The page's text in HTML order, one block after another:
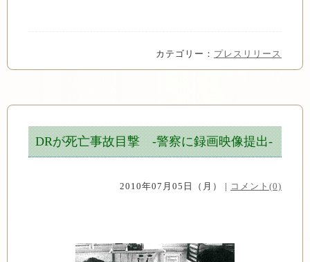
カテゴリー： プレスリリース
DRが死亡事故目撃 -警察に録画映像提出-
2010年07月05日（月） | コメント(0)